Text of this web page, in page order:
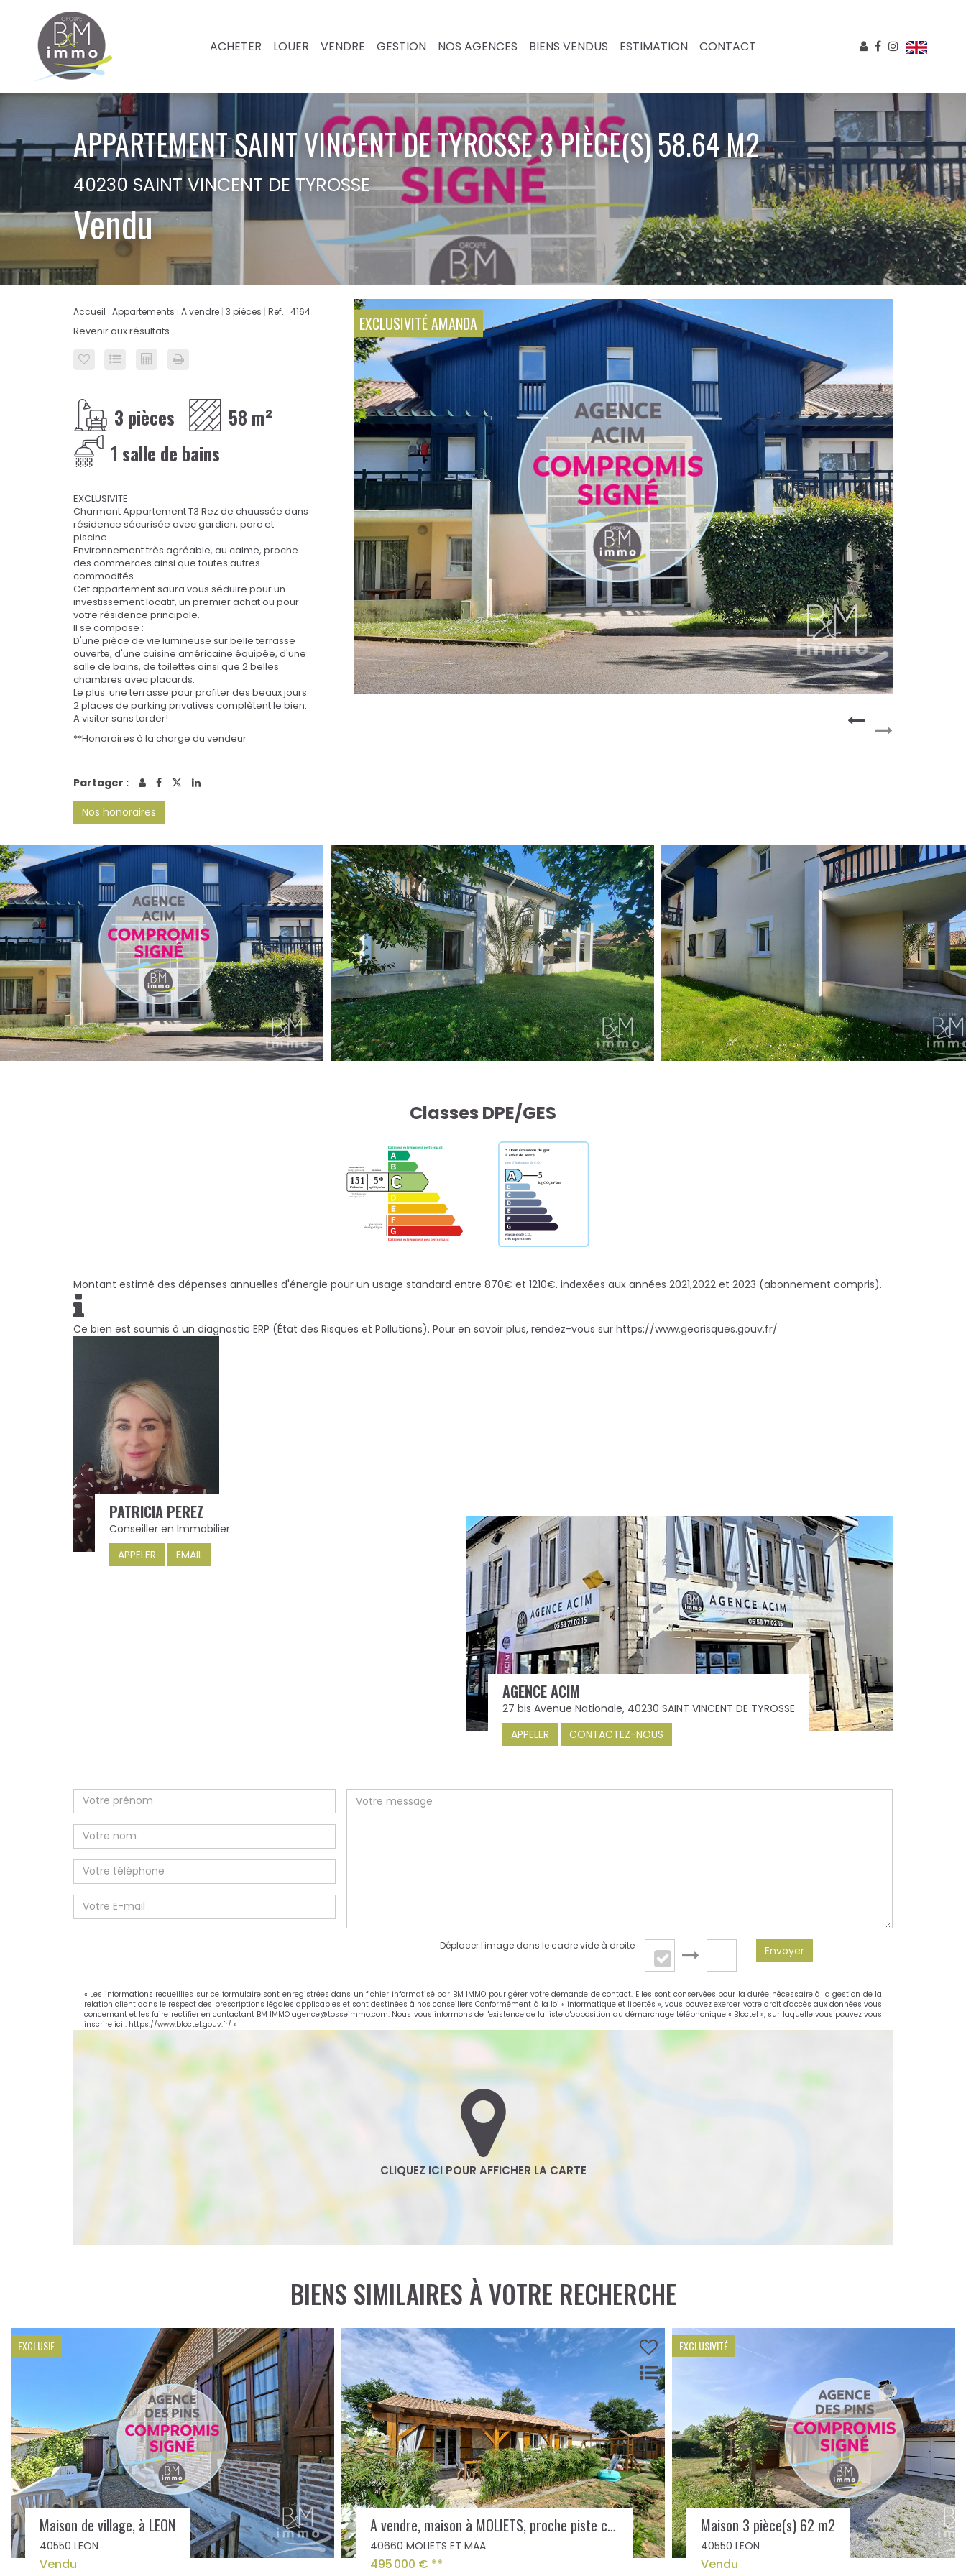
ACHETER LOUER VENDRE GESTION NOS AGENCES BIENS VENDUS ESTIMATION CONTACT
APPARTEMENT SAINT VINCENT DE TYROSSE 3 PIÈCE(S) 58.64 M2
40230 SAINT VINCENT DE TYROSSE
Vendu
Accueil Appartements A vendre 3 pièces Ref. : 4164
Revenir aux résultats EXCLUSIVITÉ AMANDA
3 pièces
58 m²
1 salle de bains
EXCLUSIVITE
Charmant Appartement T3 Rez de chaussée dans
résidence sécurisée avec gardien, parc et
piscine.
Environnement très agréable, au calme, proche
des commerces ainsi que toutes autres
commodités.
Cet appartement saura vous séduire pour un
investissement locatif, un premier achat ou pour
votre résidence principale.
Il se compose :
D'une pièce de vie lumineuse sur belle terrasse
ouverte, d'une cuisine américaine équipée, d'une
salle de bains, de toilettes ainsi que 2 belles
chambres avec placards.
Le plus: une terrasse pour profiter des beaux jours.
2 places de parking privatives complètent le bien.
A visiter sans tarder!
**Honoraires à la charge du vendeur
Partager :
Nos honoraires
Classes DPE/GES
Montant estimé des dépenses annuelles d'énergie pour un usage standard entre 870€ et 1210€. indexées aux années 2021,2022 et 2023 (abonnement compris).
Ce bien est soumis à un diagnostic ERP (État des Risques et Pollutions). Pour en savoir plus, rendez-vous sur https://www.georisques.gouv.fr/
PATRICIA PEREZ
Conseiller en Immobilier
APPELER
EMAIL
AGENCE ACIM
27 bis Avenue Nationale, 40230 SAINT VINCENT DE TYROSSE
APPELER
CONTACTEZ-NOUS
Déplacer l'image dans le cadre vide à droite Envoyer
« Les informations recueillies sur ce formulaire sont enregistrées dans un fichier informatisé par BM IMMO pour gérer votre demande de contact. Elles sont conservées pour la durée nécessaire à la gestion de la
relation client dans le respect des prescriptions légales applicables et sont destinées à nos conseillers Conformément à la loi « informatique et libertés », vous pouvez exercer votre droit d'accès aux données vous
concernant et les faire rectifier en contactant BM IMMO agence@tosseimmo.com. Nous vous informons de l'existence de la liste d'opposition au démarchage téléphonique « Bloctel », sur laquelle vous pouvez vous
inscrire ici : https://www.bloctel.gouv.fr/ »
BIENS SIMILAIRES À VOTRE RECHERCHE
A vendre, maison à MOLIETS, proche piste cyclable
40660 MOLIETS ET MAA
495 000 €
EXCLUSIVITÉ
Maison 3 pièce(s) 62 m2
40550 LEON
Vendu
OFFRE ACHAT ACCEPTÉE
JOLIE MAISON DE PLAIN-PIED AU CALME
40550 LEON
420 000 €